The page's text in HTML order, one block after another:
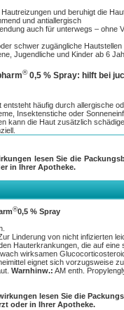
und beruhigt die
und antiallergisch
auch für unterwegs – ohne
schwer zugängliche Hautstellen
Jugendliche und Kinder ab 6
®0,5 % Spray: hilft bei
häufig durch allergische
Insektenstiche oder
kann die Haut zusätzlich
es die Entzündung hemmt. So
Haut schnell zurück. Der
zu einer guten Verträglichkeit
die betroffenen Hautstellen
Händewaschen.
schwer zugängliche oder
Auch bei Kindern ist die schnelle
2 bis 3-mal täglich. Nachdem sich
reicht es, das Spray 1-mal
Rücksprache sollte
lesen Sie die
in Ihrer Apotheke.
®0,5 % Spray
Linderung von nicht infizierten
Hauterkrankungen, die auf eine
wirksamen
eignet sich vorzugsweise
Warnhinw.: AM enth.
lesen Sie die
oder in Ihrer Apotheke.